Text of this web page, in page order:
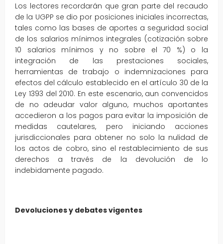
Los lectores recordarán que gran parte del recaudo
de la UGPP se dio por posiciones iniciales incorrectas,
tales como las bases de aportes a seguridad social
de los salarios mínimos integrales (cotización sobre
10 salarios mínimos y no sobre el 70 %) o la
integración de las prestaciones sociales,
herramientas de trabajo o indemnizaciones para
efectos del cálculo establecido en el artículo 30 de la
Ley 1393 del 2010. En este escenario, aun convencidos
de no adeudar valor alguno, muchos aportantes
accedieron a los pagos para evitar la imposición de
medidas cautelares, pero iniciando acciones
jurisdiccionales para obtener no solo la nulidad de
los actos de cobro, sino el restablecimiento de sus
derechos a través de la devolución de lo
indebidamente pagado.
Devoluciones y debates vigentes